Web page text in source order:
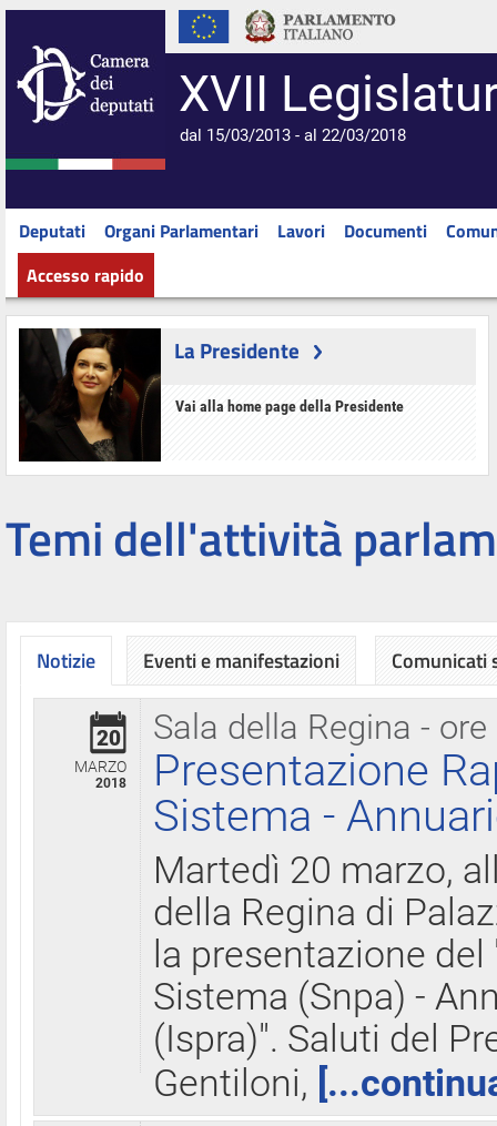
XVII
dal 15/03/2013 - al 22/03/2018
Deputati Organi Parlamentari Lavori Documenti
Accesso rapido
La Presidente
Vai alla home page della Presidente
Temi dell'attività
Notizie
Sala della Regina - ore
20
MARZO
2018
Presentazione
Sistema -
Martedì 20 marzo,
della Regina di
la presentazione
Sistema (Snpa) -
(Ispra)". Saluti del
Gentiloni,
Eventi e manifestazioni Comunicati